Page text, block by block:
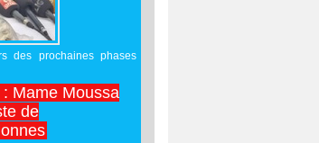
des prochaines phases
Mame Moussa
de